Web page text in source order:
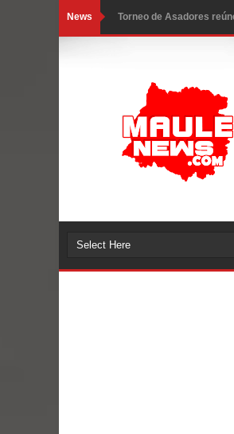
News Torneo de Asadores
2026 en Talca
Alerta por hantavirus:
reforzar medidas y
Matrimonios Linarenses
Departamento Comunal